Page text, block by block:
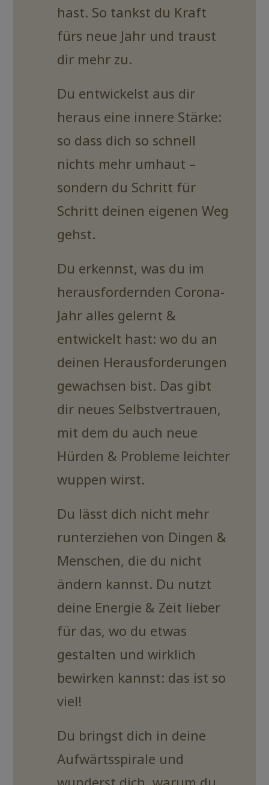
hast. So tankst du Kraft
fürs neue Jahr und traust
dir mehr zu.
Du entwickelst aus dir
heraus eine innere Stärke:
so dass dich so schnell
nichts mehr umhaut –
sondern du Schritt für
Schritt deinen eigenen Weg
gehst.
Du erkennst, was du im
herausfordernden Corona-
Jahr alles gelernt &
entwickelt hast: wo du an
deinen Herausforderungen
gewachsen bist. Das gibt
dir neues Selbstvertrauen,
mit dem du auch neue
Hürden & Probleme leichter
wuppen wirst.
Du lässt dich nicht mehr
runterziehen von Dingen &
Menschen, die du nicht
ändern kannst. Du nutzt
deine Energie & Zeit lieber
für das, wo du etwas
gestalten und wirklich
bewirken kannst: das ist so
viel!
Du bringst dich in deine
Aufwärtsspirale und